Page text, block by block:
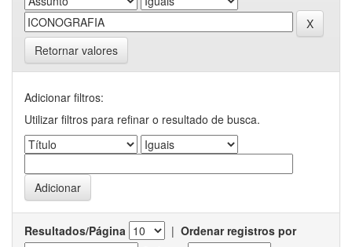
Retornar valores
Adicionar filtros:
Utilizar filtros para refinar o resultado de busca.
Resultados/Página | Ordenar registros por